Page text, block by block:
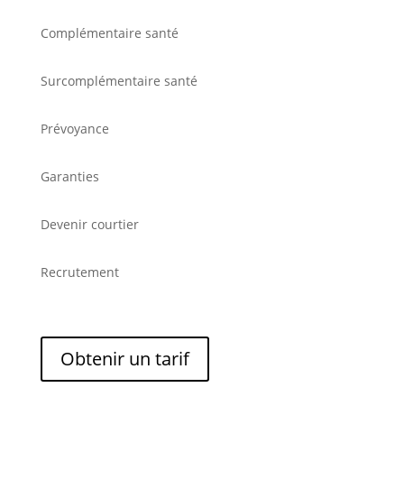
Complémentaire santé
Surcomplémentaire santé
Prévoyance
Garanties
Devenir courtier
Recrutement
Obtenir un tarif